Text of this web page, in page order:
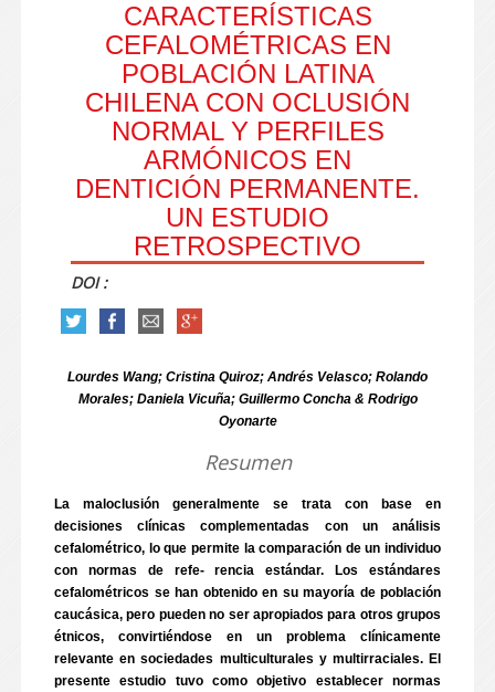
CARACTERÍSTICAS
CEFALOMÉTRICAS EN
POBLACIÓN LATINA
CHILENA CON OCLUSIÓN
NORMAL Y PERFILES
ARMÓNICOS EN
DENTICIÓN PERMANENTE.
UN ESTUDIO
RETROSPECTIVO
DOI :
Lourdes Wang; Cristina Quiroz; Andrés Velasco; Rolando
Morales; Daniela Vicuña; Guillermo Concha & Rodrigo
Oyonarte
Resumen
La maloclusión generalmente se trata con base en
decisiones clínicas complementadas con un análisis
cefalométrico, lo que permite la comparación de un individuo
con normas de refe- rencia estándar. Los estándares
cefalométricos se han obtenido en su mayoría de población
caucásica, pero pueden no ser apropiados para otros grupos
étnicos, convirtiéndose en un problema clínicamente
relevante en sociedades multiculturales y multirraciales. El
presente estudio tuvo como objetivo establecer normas